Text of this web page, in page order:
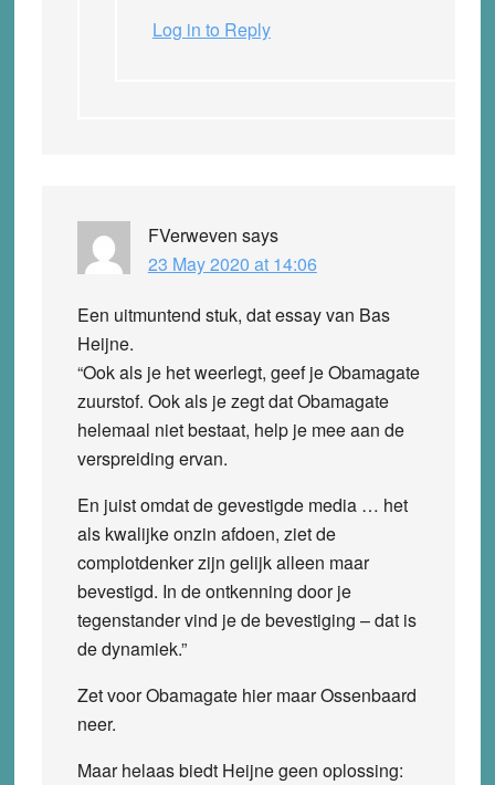
Log in to Reply
FVerweven says
23 May 2020 at 14:06
Een uitmuntend stuk, dat essay van Bas
Heijne.
“Ook als je het weerlegt, geef je Obamagate
zuurstof. Ook als je zegt dat Obamagate
helemaal niet bestaat, help je mee aan de
verspreiding ervan.
En juist omdat de gevestigde media … het
als kwalijke onzin afdoen, ziet de
complotdenker zijn gelijk alleen maar
bevestigd. In de ontkenning door je
tegenstander vind je de bevestiging – dat is
de dynamiek.”
Zet voor Obamagate hier maar Ossenbaard
neer.
Maar helaas biedt Heijne geen oplossing: